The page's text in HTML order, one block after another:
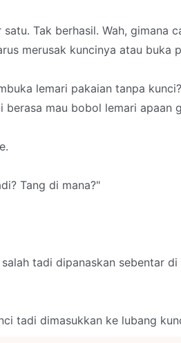
Tak berhasil. Wah, gimana
merusak kuncinya atau buka
lemari pakaian tanpa
berasa mau bobol lemari apaan
Tang di mana?"
tadi dipanaskan sebentar
tadi dimasukkan ke lubang